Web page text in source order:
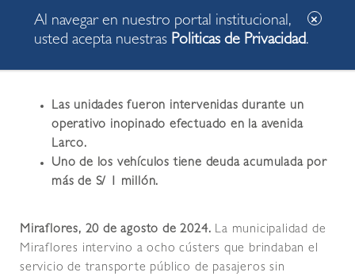
millones en papeletas
Las unidades fueron intervenidas durante un
operativo inopinado efectuado en la avenida
Larco.
Uno de los vehículos tiene deuda acumulada por
más de S/ 1 millón.
Miraflores, 20 de agosto de 2024. La municipalidad de
Miraflores intervino a ocho cústers que brindaban el
servicio de transporte público de pasajeros sin
Al navegar en nuestro portal institucional,
usted acepta nuestras Politicas de Privacidad.